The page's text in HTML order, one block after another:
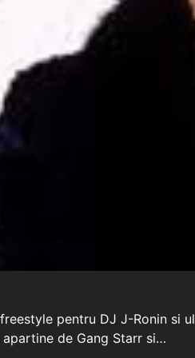
pentru DJ J-Ronin si
de Gang Starr si…